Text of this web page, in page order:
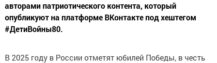
авторами патриотического контента, который
опубликуют на платформе ВКонтакте под хештегом
#ДетиВойны80.
В 2025 году в России отметят юбилей Победы, в честь